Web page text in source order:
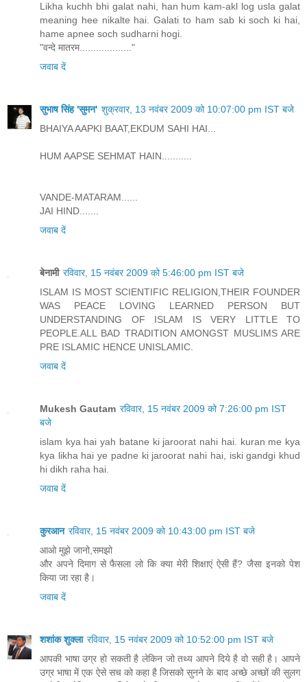
Likha kuchh bhi galat nahi, han hum kam-akl log usla galat
meaning hee nikalte hai. Galati to ham sab ki soch ki hai,
hame apnee soch sudharni hogi.
"वन्दे मातरम..................."
जवाब दें
सुभाष सिंह 'सुमन' शुक्रवार, 13 नवंबर 2009 को 10:07:00 pm IST बजे
BHAIYA AAPKI BAAT,EKDUM SAHI HAI...
HUM AAPSE SEHMAT HAIN...........
VANDE-MATARAM......
JAI HIND.......
जवाब दें
बेनामी रविवार, 15 नवंबर 2009 को 5:46:00 pm IST बजे
ISLAM IS MOST SCIENTIFIC RELIGION,THEIR FOUNDER
WAS PEACE LOVING LEARNED PERSON BUT
UNDERSTANDING OF ISLAM IS VERY LITTLE TO
PEOPLE.ALL BAD TRADITION AMONGST MUSLIMS ARE
PRE ISLAMIC HENCE UNISLAMIC.
जवाब दें
Mukesh Gautam रविवार, 15 नवंबर 2009 को 7:26:00 pm IST
बजे
islam kya hai yah batane ki jaroorat nahi hai. kuran me kya
kya likha hai ye padne ki jaroorat nahi hai, iski gandgi khud
hi dikh raha hai.
जवाब दें
कुरआन रविवार, 15 नवंबर 2009 को 10:43:00 pm IST बजे
आओ मुझे जानो,समझो
और अपने दिमाग से फैसला लो कि क्या मेरी शिक्षाएं ऐसी हैं? जैसा इनको पेश
किया जा रहा है।
जवाब दें
शशांक शुक्ला रविवार, 15 नवंबर 2009 को 10:52:00 pm IST बजे
आपकी भाषा उग्र हो सकती है लेकिन जो तथ्य आपने दिये है वो सही है। आपने
उग्र भाषा में एक ऐसे सच को कहा है जिसको सुनने के बाद अच्छे अच्छों की सुलग